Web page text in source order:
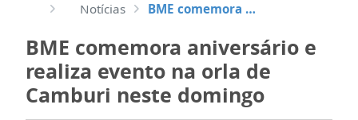
Notícias BME comemora aniversário e realiza evento na orla de Camburi neste domingo
BME comemora aniversário e
realiza evento na orla de
Camburi neste domingo